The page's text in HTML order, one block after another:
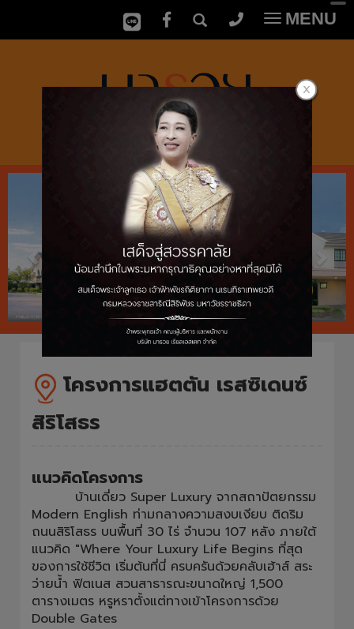
Toggle
MENU
โครงการแฮตตัน เรสซิเดนซ์
สิริโสธร
แนวคิดโครงการ
บ้านเดี่ยว Super Luxury จากสถาปัตยกรรม
Modern English ท่ามกลางความสงบเงียบ ติดริม
ถนนสิริโสธร บนพื้นที่ 30 ไร่ จำนวน 107 หลัง ภายใต้
แนวคิด "Where Your Luxury Life Begins ที่สุด
ของการใช้ชีวิต เริ่มต้นที่นี่ ครบครันด้วยคลับเฮ้าส์ สระ
ว่ายน้ำ ฟิตเนส สวนสาธารณะขนาดใหญ่ 1,500
ตารางเมตร หรูหราตั้งแต่ทางเข้าโครงการด้วย
Double Gates